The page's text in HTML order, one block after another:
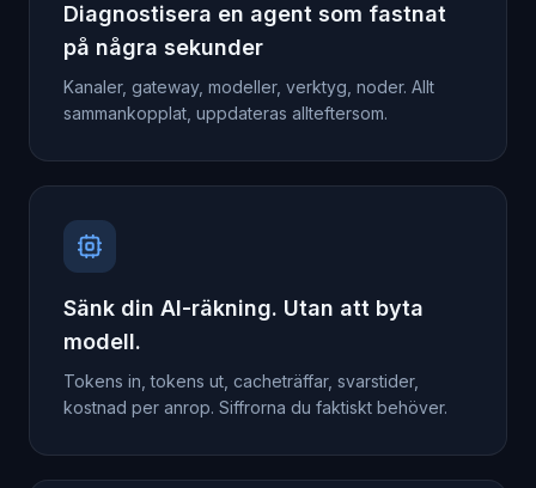
Diagnostisera en agent som fastnat
på några sekunder
Kanaler, gateway, modeller, verktyg, noder. Allt
sammankopplat, uppdateras allteftersom.
Sänk din AI-räkning. Utan att byta
modell.
Tokens in, tokens ut, cacheträffar, svarstider,
kostnad per anrop. Siffrorna du faktiskt behöver.